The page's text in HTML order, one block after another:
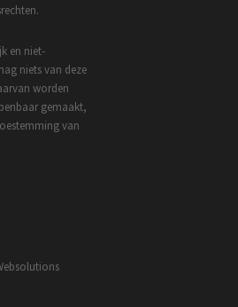
en niet-
niets van deze
worden
gemaakt,
van